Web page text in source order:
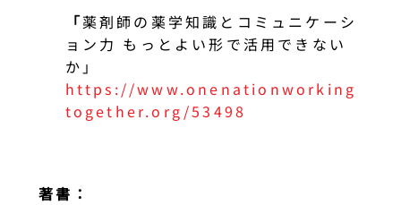
「薬剤師の薬学知識とコミュニケーシ
ョン力 もっとよい形で活用できない
か」
https://www.onenationworking
together.org/53498
著書：